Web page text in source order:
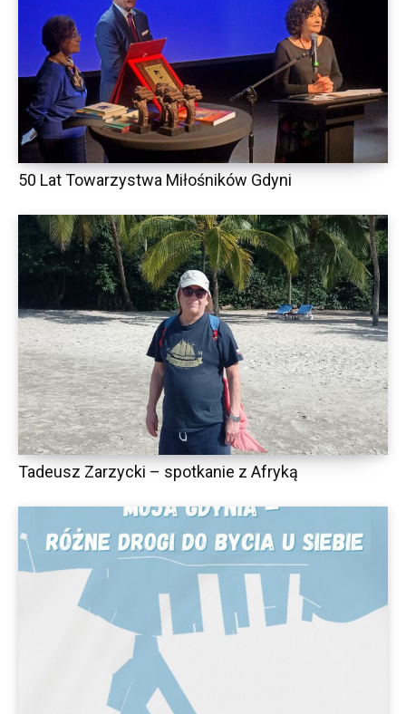
50 Lat Towarzystwa Miłośników Gdyni
Tadeusz Zarzycki – spotkanie z Afryką